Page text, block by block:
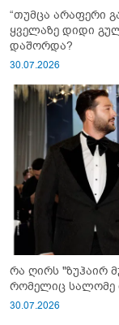
“თუმცა არაფერი
ყველაზე დიდი
დაშორდა?
30.07.2026
რა ღირს "ზუჰაირ მურადის" ულამაზესი საქორწინო კაბა,
რომელიც სალომე
30.07.2026